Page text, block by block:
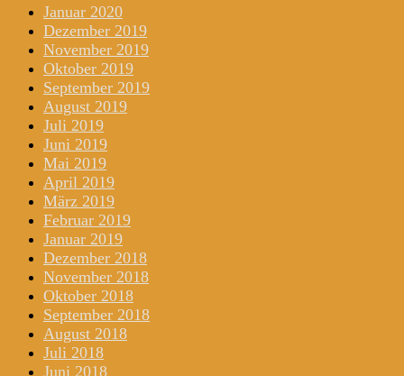
Januar 2020
Dezember 2019
November 2019
Oktober 2019
September 2019
August 2019
Juli 2019
Juni 2019
Mai 2019
April 2019
März 2019
Februar 2019
Januar 2019
Dezember 2018
November 2018
Oktober 2018
September 2018
August 2018
Juli 2018
Juni 2018